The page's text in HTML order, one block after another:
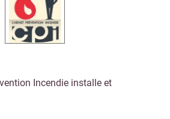
Incendie installe et